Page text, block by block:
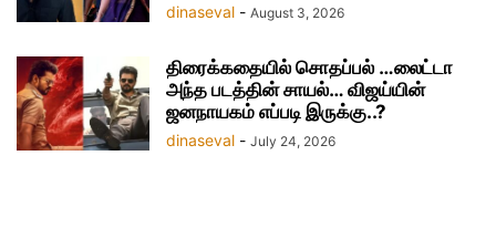
dinaseval - August 3, 2026
திரைக்கதையில் சொதப்பல் …லைட்டா
அந்த படத்தின் சாயல்… விஜய்யின்
ஜனநாயகம் எப்படி இருக்கு..?
dinaseval - July 24, 2026